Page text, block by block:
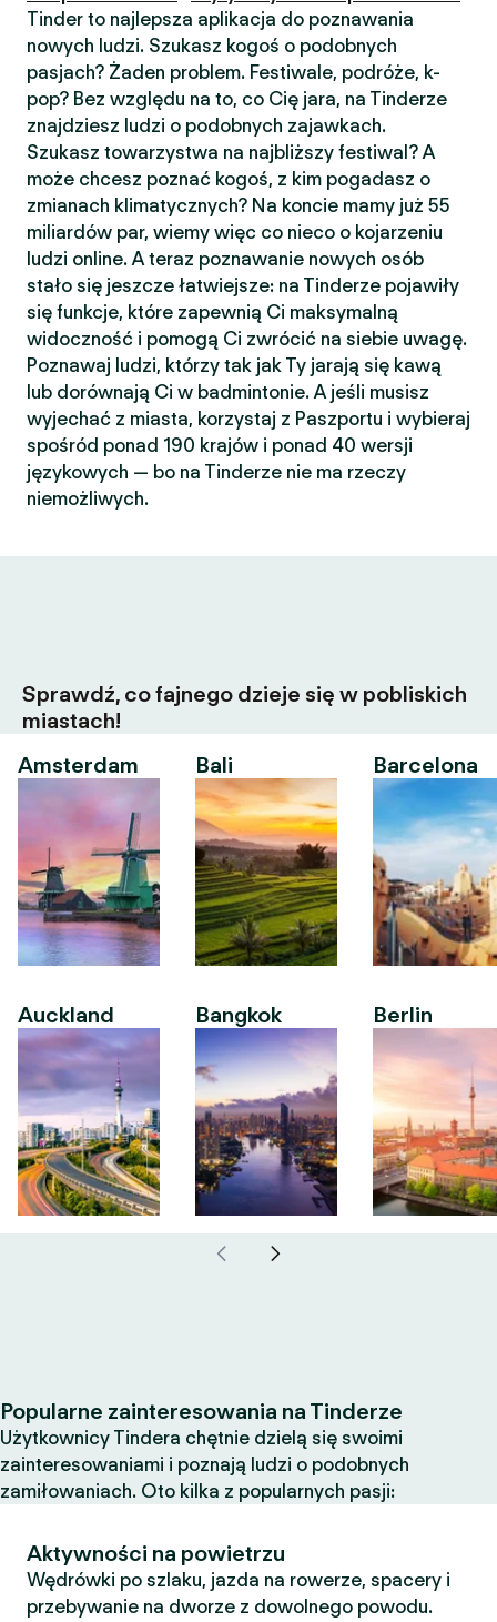
Tinder to najlepsza aplikacja do poznawania
nowych ludzi. Szukasz kogoś o podobnych
pasjach? Żaden problem. Festiwale, podróże, k-
pop? Bez względu na to, co Cię jara, na Tinderze
znajdziesz ludzi o podobnych zajawkach.
Szukasz towarzystwa na najbliższy festiwal? A
może chcesz poznać kogoś, z kim pogadasz o
zmianach klimatycznych? Na koncie mamy już 55
miliardów par, wiemy więc co nieco o kojarzeniu
ludzi online. A teraz poznawanie nowych osób
stało się jeszcze łatwiejsze: na Tinderze pojawiły
się funkcje, które zapewnią Ci maksymalną
widoczność i pomogą Ci zwrócić na siebie uwagę.
Poznawaj ludzi, którzy tak jak Ty jarają się kawą
lub dorównają Ci w badmintonie. A jeśli musisz
wyjechać z miasta, korzystaj z Paszportu i wybieraj
spośród ponad 190 krajów i ponad 40 wersji
językowych — bo na Tinderze nie ma rzeczy
niemożliwych.
Sprawdź, co fajnego dzieje się w pobliskich
miastach!
Amsterdam
Auckland
Bali
Bangkok
Barcelona
Berlin
Popularne zainteresowania na Tinderze
Użytkownicy Tindera chętnie dzielą się swoimi
zainteresowaniami i poznają ludzi o podobnych
zamiłowaniach. Oto kilka z popularnych pasji:
Aktywności na powietrzu
Wędrówki po szlaku, jazda na rowerze, spacery i
przebywanie na dworze z dowolnego powodu.